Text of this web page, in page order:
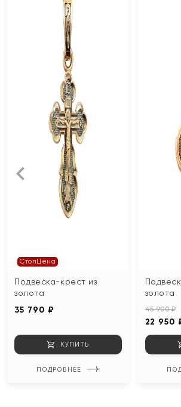
СтопЦена
Подвеска-крест из
золота
35 790 ₽
КУПИТЬ
ПОДРОБНЕЕ
золота
45 900 ₽
22 950